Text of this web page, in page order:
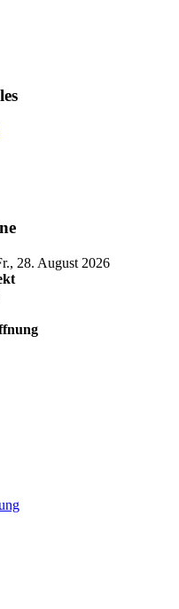
28. August 2026